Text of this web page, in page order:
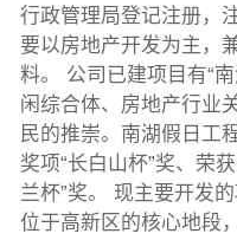
行政管理局登记注册，
要以房地产开发为主，
料。 公司已建项目有“
闲综合体、房地产行业
民的推崇。南湖假日工
奖项“长白山杯”奖、荣
兰杯”奖。 现主要开发
位于高新区的核心地段